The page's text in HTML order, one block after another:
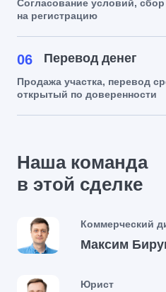
Согласование условий,
на регистрацию
06 Перевод денег
Продажа участка, перевод
открытый по доверенности
Наша команда
в этой сделке
Коммерческий
Максим
Юрист